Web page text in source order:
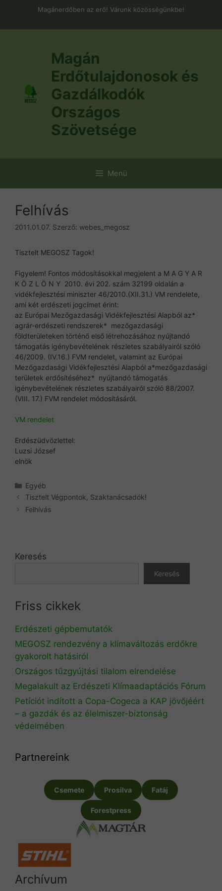
Magánerdőben az erő! Várunk közösségünkbe!
Magán
Erdőtulajdonosok és
Gazdálkodók
Országos
Szövetsége
Menü
Felhívás
2011.01.07. Szerző: webes_megosz
Tisztelt MEGOSZ Tagok!
Figyelem! Fontos módosításokkal megjelent a M A G Y A R
K Ö Z L Ö N Y 2010. évi 202. szám 32199 oldalán a
vidékfejlesztési miniszter 46/2010.(XII.31.) VM rendelete,
ami két erdészeti jogcímet érint:
az Európai Mezőgazdasági Vidékfejlesztési Alapból az*
agrár-erdészeti rendszerek* mezőgazdasági
földterületeken történő első létrehozásához nyújtandó
támogatás igénybevételének részletes szabályairól szóló
46/2009. (IV.16.) FVM rendelet, valamint az Európai
Mezőgazdasági Vidékfejlesztési Alapból a*mezőgazdasági
területek erdősítéséhez* nyújtandó támogatás
igénybevételének részletes szabályairól szóló 88/2007.
(VIII. 17.) FVM rendelet módosításáról.
VM rendelet
Erdészüdvözlettel:
Luzsi József
elnök
Kategória
Egyéb
Tisztelt Végpontok, Szaktanácsadók!
Felhívás
Keresés
Keresés
Friss cikkek
Erdészeti gépbemutatók
MEGOSZ rendezvény a klímaváltozás erdőkre
gyakorolt hatásiról
Országos tűzgyújtási tilalom elrendelése
Megalakult az Erdészeti Klímaadaptációs Fórum
Petíciót indított a Copa-Cogeca a KAP jövőjéért
– a gazdák és az élelmiszer-biztonság
védelmében
Partnereink
Csemete Prosilva Fatáj
Forestpress
Archívum